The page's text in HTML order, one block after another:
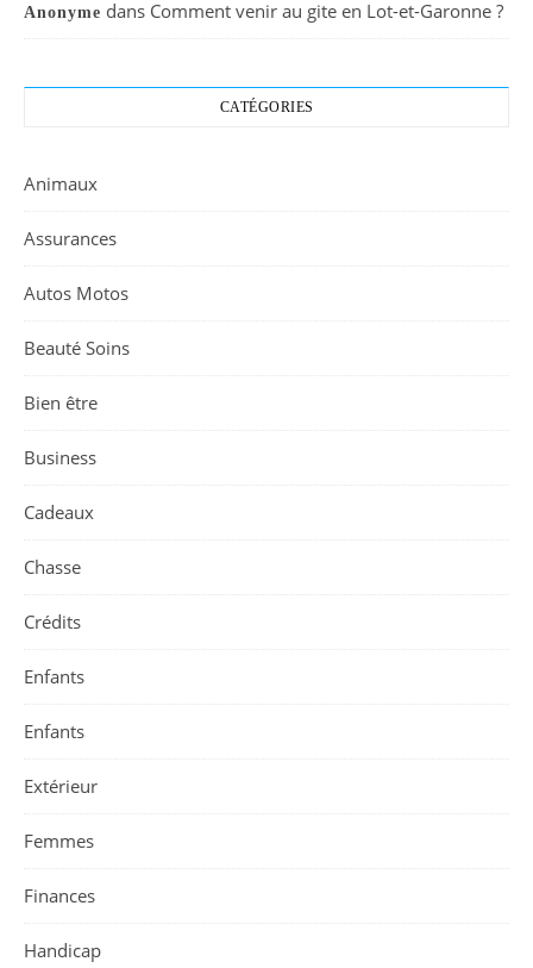
Anonyme dans Comment venir au gite en Lot-et-Garonne ?
CATÉGORIES
Animaux
Assurances
Autos Motos
Beauté Soins
Bien être
Business
Cadeaux
Chasse
Crédits
Enfants
Enfants
Extérieur
Femmes
Finances
Handicap